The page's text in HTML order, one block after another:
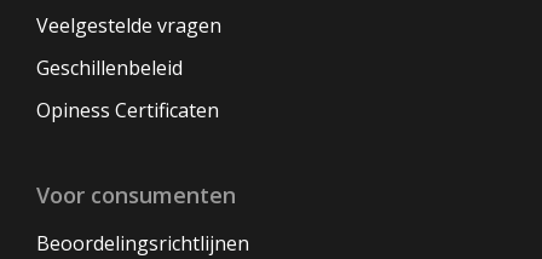
Veelgestelde vragen
Geschillenbeleid
Opiness Certificaten
Voor consumenten
Beoordelingsrichtlijnen